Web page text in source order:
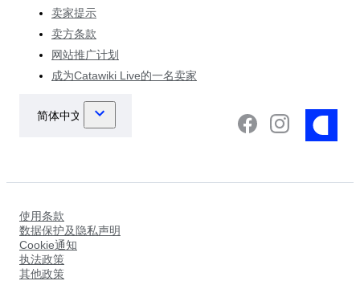
卖家提示
卖方条款
网站推广计划
成为Catawiki Live的一名卖家
使用条款
数据保护及隐私声明
Cookie通知
执法政策
其他政策